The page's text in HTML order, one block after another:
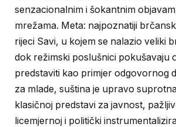
senzacionalnim i šokantnim
mrežama. Meta: najpoznatiji
rijeci Savi, u kojem se nalazio veliki
dok režimski poslušnici pokušavaju
predstaviti kao primjer odgovornog
za mlade, suština je upravo
klasičnoj predstavi za javnost,
licemjernoj i politički